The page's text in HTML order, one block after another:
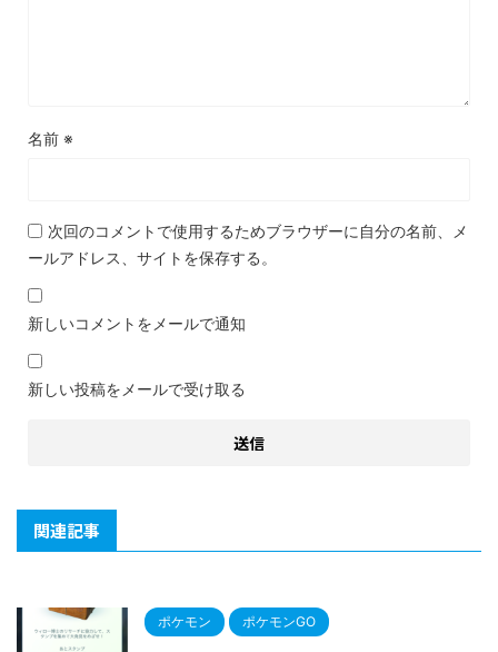
名前 ※
次回のコメントで使用するためブラウザーに自分の名前、メ
ールアドレス、サイトを保存する。
新しいコメントをメールで通知
新しい投稿をメールで受け取る
関連記事
ポケモン ポケモンGO